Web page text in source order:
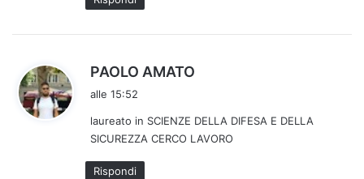
PAOLO AMATO
e
t
alle 15:52
laureato in SCIENZE DELLA DIFESA E DELLA
SICUREZZA CERCO LAVORO
Rispondi